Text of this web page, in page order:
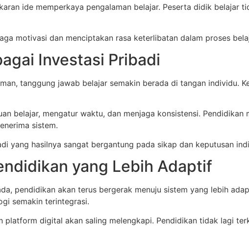
ide memperkaya pengalaman belajar. Peserta didik belajar
motivasi dan menciptakan rasa keterlibatan dalam proses
Investasi Pribadi
tanggung jawab belajar semakin berada di tangan individu.
belajar, mengatur waktu, dan menjaga konsistensi.
sistem.
yang hasilnya sangat bergantung pada sikap dan keputusan
yang Lebih Adaptif
pendidikan akan terus bergerak menuju sistem yang lebih
semakin terintegrasi.
platform digital akan saling melengkapi. Pendidikan tidak lagi